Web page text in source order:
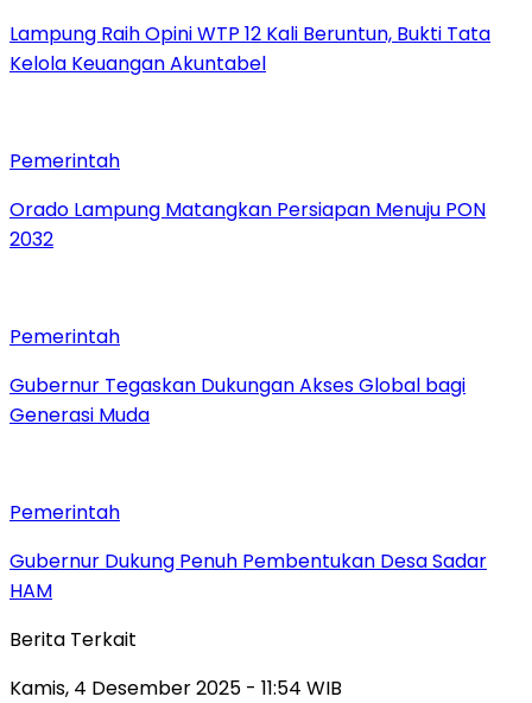
Lampung Raih Opini WTP 12 Kali Beruntun, Bukti Tata
Kelola Keuangan Akuntabel
Pemerintah
Orado Lampung Matangkan Persiapan Menuju PON
2032
Pemerintah
Gubernur Tegaskan Dukungan Akses Global bagi
Generasi Muda
Pemerintah
Gubernur Dukung Penuh Pembentukan Desa Sadar
HAM
Berita Terkait
Kamis, 4 Desember 2025 - 11:54 WIB